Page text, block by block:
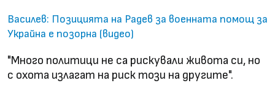
Василев: Позицията на Радев за военната помощ за
Украйна е позорна (видео)
"Много политици не са рискували живота си, но
с охота излагат на риск този на другите".